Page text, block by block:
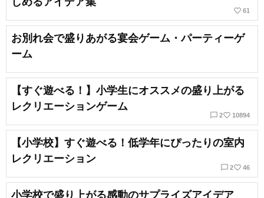
favorite_border 61
お別れ会で盛りあがる宴会ゲーム・パーティーゲ
ーム
【すぐ遊べる！】小学生にオススメの盛り上がる
レクリエーションゲーム
chat_bubble_outline 2favorite_border 10894
【小学校】すぐ遊べる！低学年にぴったりの室内
レクリエーション
chat_bubble_outline 2favorite_border 46
小学校で盛り上がる感動のサプライズアイデア